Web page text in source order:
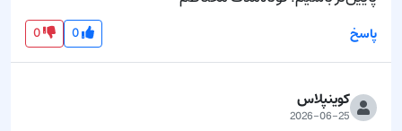
پاسخ 0
0
کوینپلاس
2026-06-25